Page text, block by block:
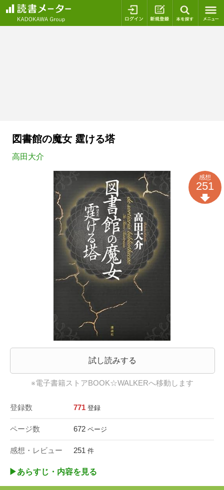
ログイン 新規登録
図書館の魔女 霆ける塔
高田大介
試し読みする
※電子書籍ストアBOOK☆WALKERへ移動します
登録数 771 登録
ページ数 672 ページ
感想・レビュー 251 件
感想
251
▶︎あらすじ・内容を見る